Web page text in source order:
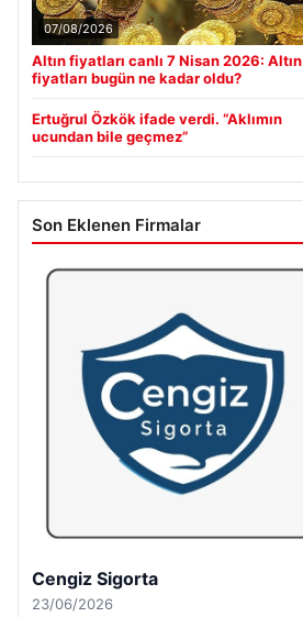
07/08/2026
Altın fiyatları canlı 7 Nisan 2026: Altın
fiyatları bugün ne kadar oldu?
Ertuğrul Özkök ifade verdi. “Aklımın
ucundan bile geçmez”
Son Eklenen Firmalar
Cengiz Sigorta
23/06/2026